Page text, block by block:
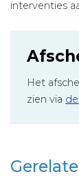
interventies
Het
zien via